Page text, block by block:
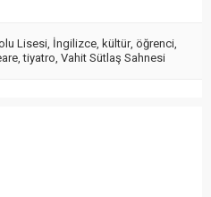
Lisesi, İngilizce, kültür, öğrenci,
,tiyatro, Vahit Sütlaş Sahnesi